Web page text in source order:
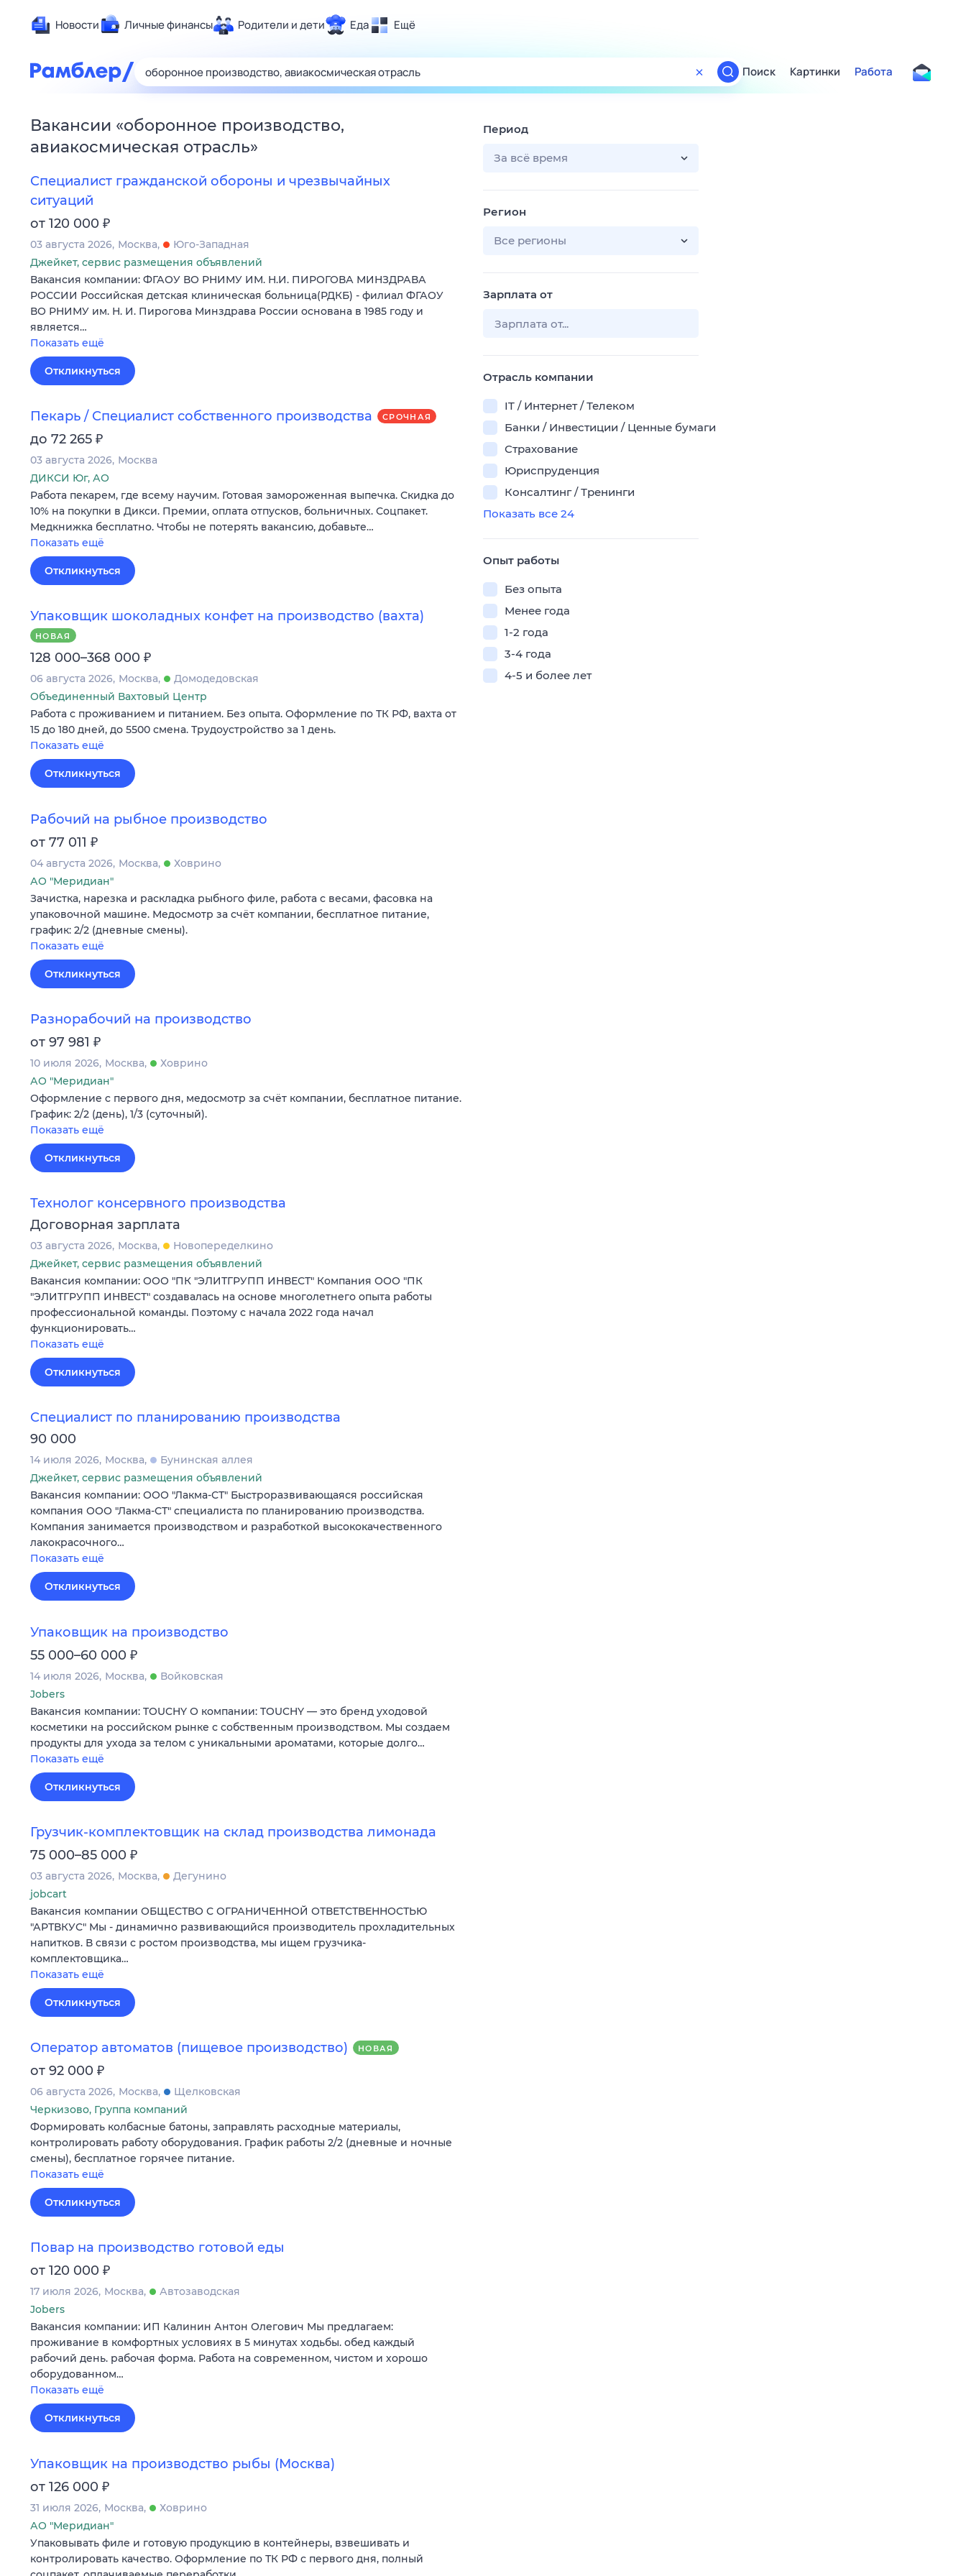
Новости Личные финансы Родители и дети Еда Ещё
Здоровье
Развлечения и отдых
Спорт
Авто
Поиск
ТВ-программа
Поиск Картинки Работа
Вакансии «оборонное производство,
авиакосмическая отрасль»
Специалист гражданской обороны и чрезвычайных
ситуаций
от 120 000 ₽
03 августа 2026 Москва
Юго-Западная
Джейкет, сервис размещения объявлений
Вакансия компании: ФГАОУ ВО РНИМУ ИМ. Н.И. ПИРОГОВА МИНЗДРАВА
РОССИИ Российская детская клиническая больница(РДКБ) - филиал ФГАОУ
ВО РНИМУ им. Н. И. Пирогова Минздрава России основана в 1985 году и
является…
Показать ещё
Откликнуться
Пекарь / Специалист собственного производства СРОЧНАЯ
до 72 265 ₽
03 августа 2026 Москва
ДИКСИ Юг, АО
Работа пекарем, где всему научим. Готовая замороженная выпечка. Скидка до
10% на покупки в Дикси. Премии, оплата отпусков, больничных. Соцпакет.
Медкнижка бесплатно. Чтобы не потерять вакансию, добавьте…
Показать ещё
Откликнуться
Упаковщик шоколадных конфет на производство (вахта)
НОВАЯ
128 000–368 000 ₽
06 августа 2026 Москва
Домодедовская
Объединенный Вахтовый Центр
Работа с проживанием и питанием. Без опыта. Оформление по ТК РФ, вахта от
15 до 180 дней, до 5500 смена. Трудоустройство за 1 день.
Показать ещё
Откликнуться
Рабочий на рыбное производство
от 77 011 ₽
04 августа 2026 Москва
Ховрино
АО "Меридиан"
Зачистка, нарезка и раскладка рыбного филе, работа с весами, фасовка на
упаковочной машине. Медосмотр за счёт компании, бесплатное питание,
график: 2/2 (дневные смены).
Показать ещё
Откликнуться
Разнорабочий на производство
от 97 981 ₽
10 июля 2026 Москва
Ховрино
АО "Меридиан"
Оформление c первого дня, медосмотр за счёт компании, бесплатное питание.
График: 2/2 (день), 1/3 (суточный).
Показать ещё
Откликнуться
Технолог консервного производства
Договорная зарплата
03 августа 2026 Москва
Новопеределкино
Джейкет, сервис размещения объявлений
Вакансия компании: ООО "ПК "ЭЛИТГРУПП ИНВЕСТ" Компания ООО "ПК
"ЭЛИТГРУПП ИНВЕСТ" создавалась на основе многолетнего опыта работы
профессиональной команды. Поэтому с начала 2022 года начал
функционировать…
Показать ещё
Откликнуться
Специалист по планированию производства
90 000
14 июля 2026 Москва
Бунинская аллея
Джейкет, сервис размещения объявлений
Вакансия компании: ООО "Лакма-СТ" Быстроразвивающаяся российская
компания ООО "Лакма-СТ" специалиста по планированию производства.
Компания занимается производством и разработкой высококачественного
лакокрасочного…
Показать ещё
Откликнуться
Упаковщик на производство
55 000–60 000 ₽
14 июля 2026 Москва
Войковская
Jobers
Вакансия компании: TOUCHY О компании: TOUCHY — это бренд уходовой
косметики на российском рынке с собственным производством. Мы создаем
продукты для ухода за телом с уникальными ароматами, которые долго…
Показать ещё
Откликнуться
Грузчик-комплектовщик на склад производства лимонада
75 000–85 000 ₽
03 августа 2026 Москва
Дегунино
jobcart
Вакансия компании ОБЩЕСТВО С ОГРАНИЧЕННОЙ ОТВЕТСТВЕННОСТЬЮ
"АРТВКУС" Мы - динамично развивающийся производитель прохладительных
напитков. В связи с ростом производства, мы ищем грузчика-
комплектовщика…
Показать ещё
Откликнуться
Оператор автоматов (пищевое производство) НОВАЯ
от 92 000 ₽
06 августа 2026 Москва
Щелковская
Черкизово, Группа компаний
Формировать колбасные батоны, заправлять расходные материалы,
контролировать работу оборудования. График работы 2/2 (дневные и ночные
смены), бесплатное горячее питание.
Показать ещё
Откликнуться
Повар на производство готовой еды
от 120 000 ₽
17 июля 2026 Москва
Автозаводская
Jobers
Вакансия компании: ИП Калинин Антон Олегович Мы предлагаем:
проживание в комфортных условиях в 5 минутах ходьбы. обед каждый
рабочий день. рабочая форма. Работа на современном, чистом и хорошо
оборудованном…
Показать ещё
Откликнуться
Упаковщик на производство рыбы (Москва)
от 126 000 ₽
31 июля 2026 Москва
Ховрино
АО "Меридиан"
Упаковывать филе и готовую продукцию в контейнеры, взвешивать и
контролировать качество. Оформление по ТК РФ с первого дня, полный
Период
За всё время
Регион
Все регионы
Зарплата от
Отрасль компании
IT / Интернет / Телеком
Банки / Инвестиции / Ценные бумаги
Страхование
Юриспруденция
Консалтинг / Тренинги
Показать все 24
Опыт работы
Без опыта
Менее года
1-2 года
3-4 года
4-5 и более лет